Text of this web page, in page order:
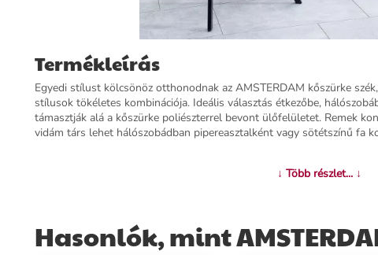
Termékleírás
Egyedi stílust kölcsönöz otthonodnak az AMSTERDAM kőszürke
stílusok tökéletes kombinációja. Ideális választás étkezőbe,
támasztják alá a kőszürke poliészterrel bevont ülőfelületet. Remek
vidám társ lehet hálószobádban pipereasztalként vagy sötétszínű fa
Márka:Invicta
Kategória:Étkezőszék
↓ Több részlet... ↓
Hasonlók, mint